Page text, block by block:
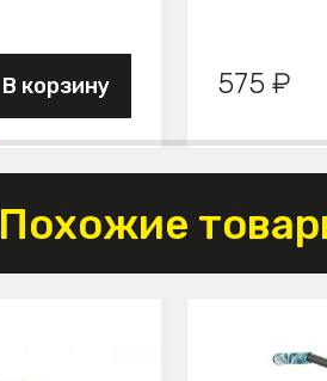
В корзину 575 ₽
Похожие